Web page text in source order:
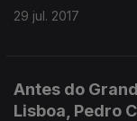
29 jul. 2017
Antes do
Lisboa, Pedro